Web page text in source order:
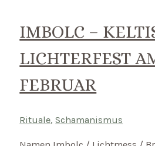
IMBOLC –
LICHTERFEST
FEBRUAR
Rituale,Schamanismus